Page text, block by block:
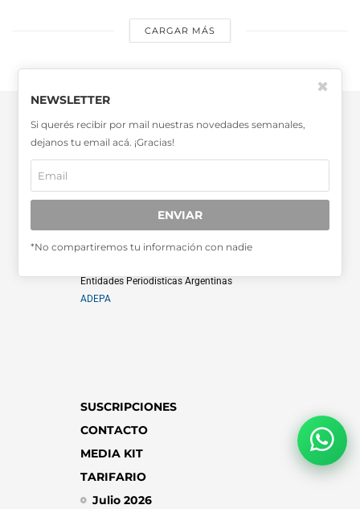
CARGAR MÁS
SABER MÁS >>
OTRAS PUBLICACIONES >>
Entidades Periodísticas Argentinas
ADEPA
SUSCRIPCIONES
CONTACTO
MEDIA KIT
TARIFARIO
Julio 2026
NEWSLETTER
Si querés recibir por mail nuestras novedades semanales,
dejanos tu email acá. ¡Gracias!
ENVIAR
*No compartiremos tu información con nadie
✖